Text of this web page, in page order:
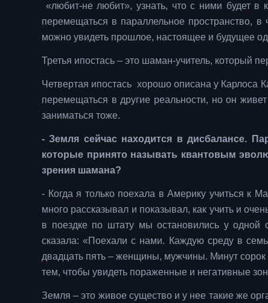
«любит-не любит», узнать, что с ними будет в
перемещаться в параллельное пространство,
можно увидеть прошлое, настоящее и будущее
Третья ипостась – это шаман-учитель, который
Четвертая ипостась хорошо описана у Карлоса
перемещаться в другие реальности, но он
заниматься тоже.
- Земля сейчас находится в дисбалансе.
которые принято называть квантовым
зрения шамана?
- Когда я только поехала в Америку учиться к
много рассказывал и показывал, как учить и
в поездке по штату мы остановились у одной
сказала: «Поехали с нами. Каждую среду в
двадцать пять – женщины, мужчины. Минут
тем, чтобы увидеть пораженные и негативные
Земля – это живое существо и у нее такие же